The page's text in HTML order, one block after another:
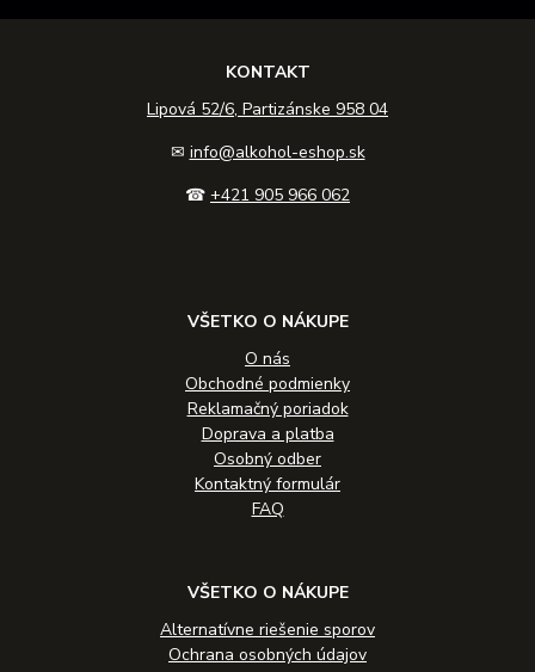
KONTAKT
Lipová 52/6, Partizánske 958 04
✉ info@alkohol-eshop.sk
☎ +421 905 966 062
VŠETKO O NÁKUPE
O nás
Obchodné podmienky
Reklamačný poriadok
Doprava a platba
Osobný odber
Kontaktný formulár
FAQ
VŠETKO O NÁKUPE
Alternatívne riešenie sporov
Ochrana osobných údajov